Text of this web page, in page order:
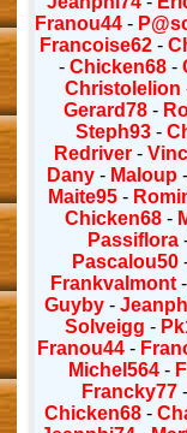
Franou44-
Francoise62-
- Chicken68-
Christolelion
Gerard78-
Steph93-
Redriver -
Dany- Maloup-
Maite95-
Chicken68 -
Passiflora
Pascalou50
Frankvalmont
Guyby-
Solveigg -
Franou44 -
Michel564-
Francky77-
Chicken68 -